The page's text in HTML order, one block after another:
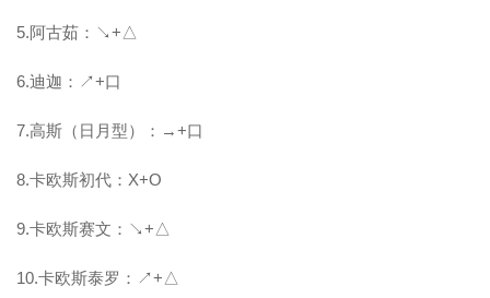
5.阿古茹：↘+△
6.迪迦：↗+口
7.高斯（日月型）：→+口
8.卡欧斯初代：X+O
9.卡欧斯赛文：↘+△
10.卡欧斯泰罗：↗+△